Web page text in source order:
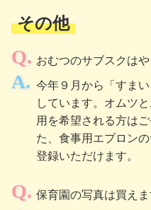
その他
おむつのサブスクは
今年９月から「すま
しています。オムツ
用を希望される方は
た、食事用エプロン
登録いただけます。
保育園の写真は買えま